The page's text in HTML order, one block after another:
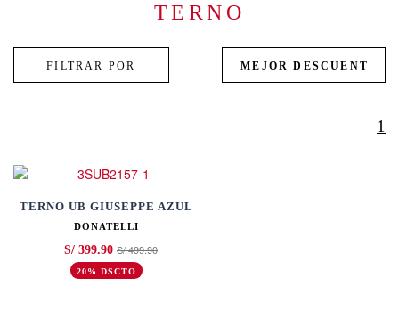
TERNO
1
TERNO UB GIUSEPPE AZUL
DONATELLI
S/ 399.90 S/ 499.90
20% DSCTO